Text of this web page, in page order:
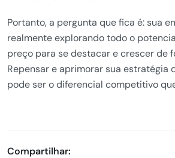
Portanto, a pergunta que fica é: sua
realmente explorando todo o
preço para se destacar e crescer de
Repensar e aprimorar sua estratégia
pode ser o diferencial competitivo
Compartilhar: